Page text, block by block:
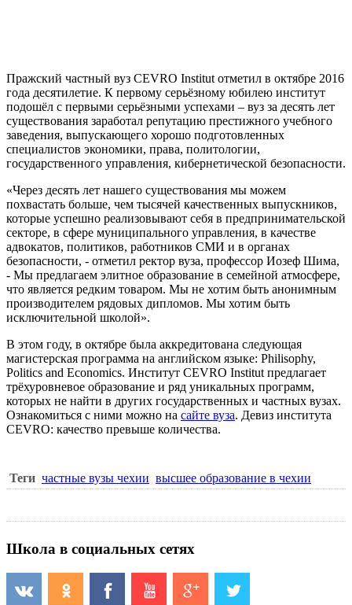
Пражский частный вуз CEVRO Institut отметил в октябре 2016
года десятилетие. К первому серьёзному юбилею институт
подошёл с первыми серьёзными успехами – вуз за десять лет
существования заработал репутацию престижного учебного
заведения, выпускающего хорошо подготовленных
специалистов экономики, права, политологии,
государственного управления, кибернетической безопасности.
«Через десять лет нашего существования мы можем
похвастать больше, чем тысячей качественных выпускников,
которые успешно реализовывают себя в предпринимательской
секторе, в сфере муниципального управления, в качестве
адвокатов, политиков, работников СМИ и в органах
безопасности, - отметил ректор вуза, профессор Иозеф Шима,
- Мы предлагаем элитное образование в семейной атмосфере,
что является редким товаром. Мы не хотим быть анонимным
производителем рядовых дипломов. Мы хотим быть
исключительной школой».
В этом году, в октябре была аккредитована следующая
магистерская программа на английском языке: Philisophy,
Politics and Economics. Институт CEVRO Institut предлагает
трёхуровневое образование и ряд уникальных программ,
которых не найти в других государственных и частных вузах.
Ознакомиться с ними можно на сайте вуза. Девиз института
CEVRO: качество превыше количества.
Теги частные вузы чехии высшее образование в чехии
Школа в социальных сетях